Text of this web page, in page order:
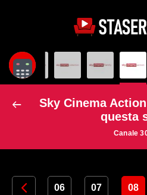
Sky Cinema
questa
Canale
05 06 07 08